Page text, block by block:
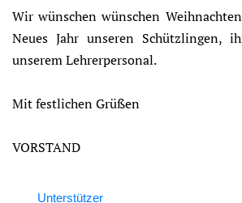
Wir wünschen wünschen
Neues Jahr unseren Schützlingen,
unserem Lehrerpersonal.
Mit festlichen Grüßen
VORSTAND
Unterstützer